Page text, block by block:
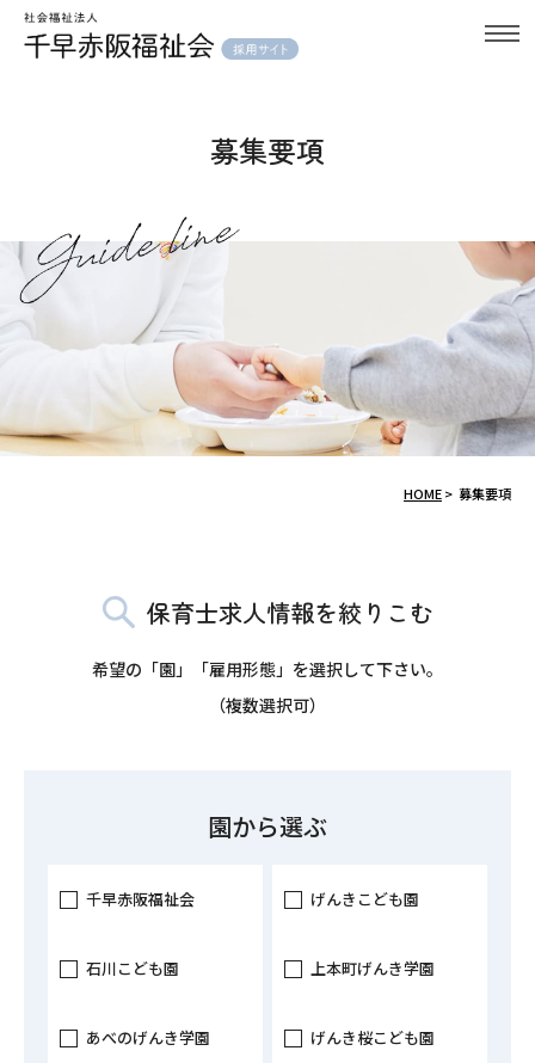
募集要項
HOME> 募集要項
保育士求人情報を絞りこむ
希望の「園」「雇用形態」を選択して下さい。
（複数選択可）
園から選ぶ
千早赤阪福祉会 げんきこども園
石川こども園 上本町げんき学園
あべのげんき学園 げんき桜こども園